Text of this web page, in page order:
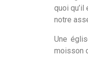
quoi
notre
Une
moisson